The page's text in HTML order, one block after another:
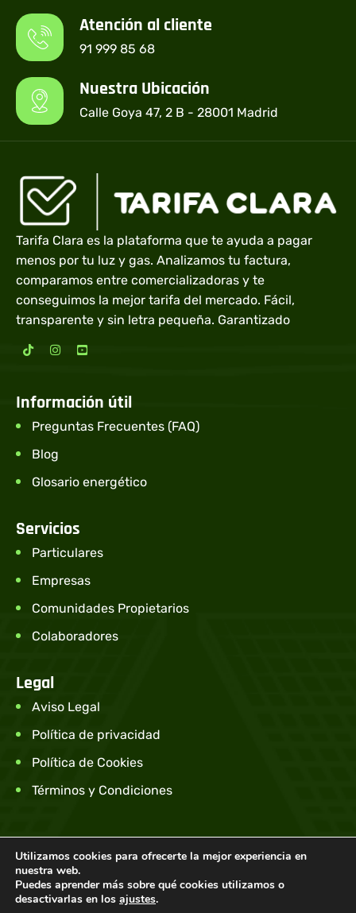
Atención al cliente
91 999 85 68
Nuestra Ubicación
Calle Goya 47, 2 B - 28001 Madrid
Tarifa Clara es la plataforma que te ayuda a pagar
menos por tu luz y gas. Analizamos tu factura,
comparamos entre comercializadoras y te
conseguimos la mejor tarifa del mercado. Fácil,
transparente y sin letra pequeña. Garantizado
Información útil
Preguntas Frecuentes (FAQ)
Blog
Glosario energético
Servicios
Particulares
Empresas
Comunidades Propietarios
Colaboradores
Legal
Aviso Legal
Política de privacidad
Política de Cookies
Términos y Condiciones
© Tarifa Clara S.L – Todos los derechos
reservados.
Utilizamos cookies para ofrecerte la mejor experiencia en
nuestra web.
Puedes aprender más sobre qué cookies utilizamos o
desactivarlas en los ajustes.